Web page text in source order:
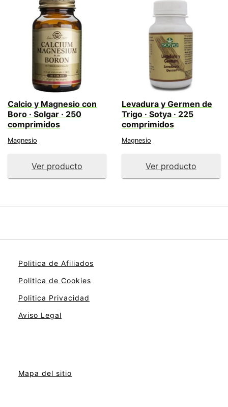
Calcio y Magnesio con
Boro · Solgar · 250
comprimidos
Magnesio
Ver producto
Levadura y Germen de
Trigo · Sotya · 225
comprimidos
Magnesio
Ver producto
Politica de Afiliados
Politica de Cookies
Politica Privacidad
Aviso Legal
Mapa del sitio